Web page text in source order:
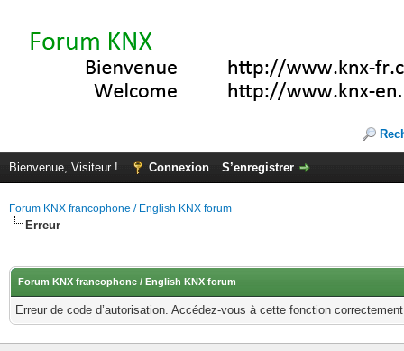
Bienvenue, Visiteur ! Connexion S’enregistrer
Forum KNX francophone / English KNX forum
Erreur
Forum KNX francophone / English KNX forum
Erreur de code d’autorisation. Accédez-vous à cette fonction